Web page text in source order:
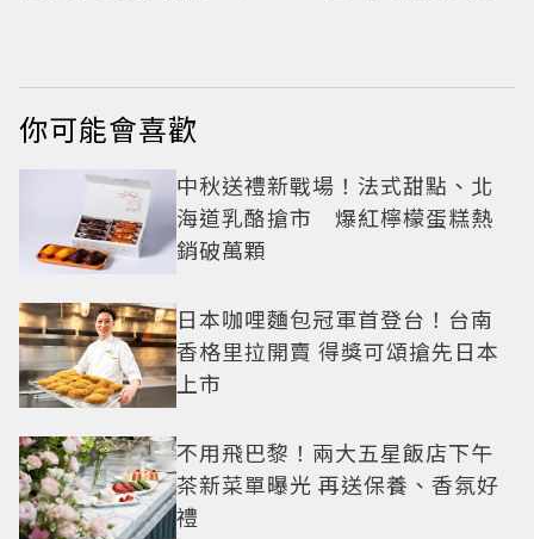
你可能會喜歡
中秋送禮新戰場！法式甜點、北
海道乳酪搶市 爆紅檸檬蛋糕熱
銷破萬顆
日本咖哩麵包冠軍首登台！台南
香格里拉開賣 得獎可頌搶先日本
上市
不用飛巴黎！兩大五星飯店下午
茶新菜單曝光 再送保養、香氛好
禮